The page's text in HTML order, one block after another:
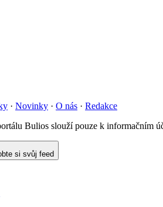
· Novinky · O nás · Redakce
Bulios slouží pouze k informačním
si svůj feed